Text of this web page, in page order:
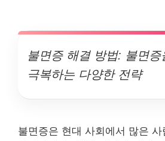
불면증 해결 방법: 불면
극복하는 다양한 전략
불면증은 현대 사회에서 많은